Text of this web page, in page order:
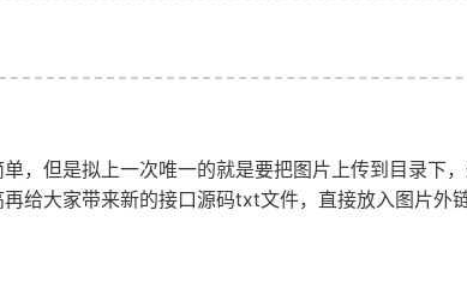
，但是拟上一次唯一的就是要把图片上传到目录下
给大家带来新的接口源码txt文件，直接放入图片外